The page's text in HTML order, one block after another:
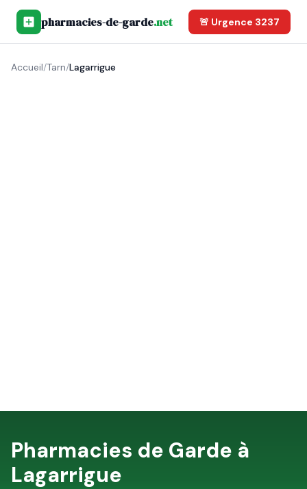
pharmacies-de-garde.net 🚨 Urgence 3237
Accueil/Tarn/Lagarrigue
Pharmacies de Garde à
Lagarrigue